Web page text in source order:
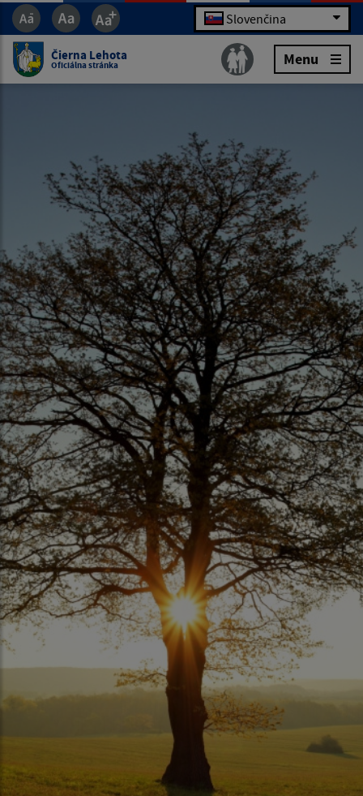
Slovenčina
Čierna Lehota
Oficiálna stránka Menu